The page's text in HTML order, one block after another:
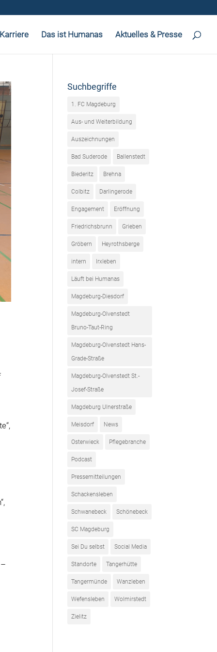
Das ist Humanas Aktuelles & Presse
Suchbegriffe
1. FC Magdeburg
Aus- und Weiterbildung
Auszeichnungen
Bad Suderode Ballenstedt
Biederitz Brehna
Colbitz Darlingerode
Engagement Eröffnung
Friedrichsbrunn Grieben
Gröbern Heyrothsberge
intern Irxleben
Läuft bei Humanas
Magdeburg-Diesdorf
Magdeburg-Olvenstedt
Bruno-Taut-Ring
Magdeburg-Olvenstedt Hans-
Grade-Straße
Magdeburg-Olvenstedt St.-
Josef-Straße
Magdeburg Ulnerstraße
Meisdorf News
Osterwieck Pflegebranche
Podcast
Pressemitteilungen
Schackensleben
Schwanebeck Schönebeck
SC Magdeburg
Sei Du selbst Social Media
Standorte Tangerhütte
Tangermünde Wanzleben
Wefensleben Wolmirstedt
Zielitz